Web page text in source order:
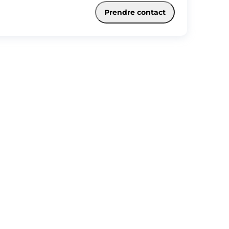
W-C. Au deuxième étage vous avez des WC et un grenier. Vous
d'un sous-sol et d'un garage. Libre de suite!!! « Les infos et
auxquels ce bien est exposé sont disponibles sur le site
Prendre contact